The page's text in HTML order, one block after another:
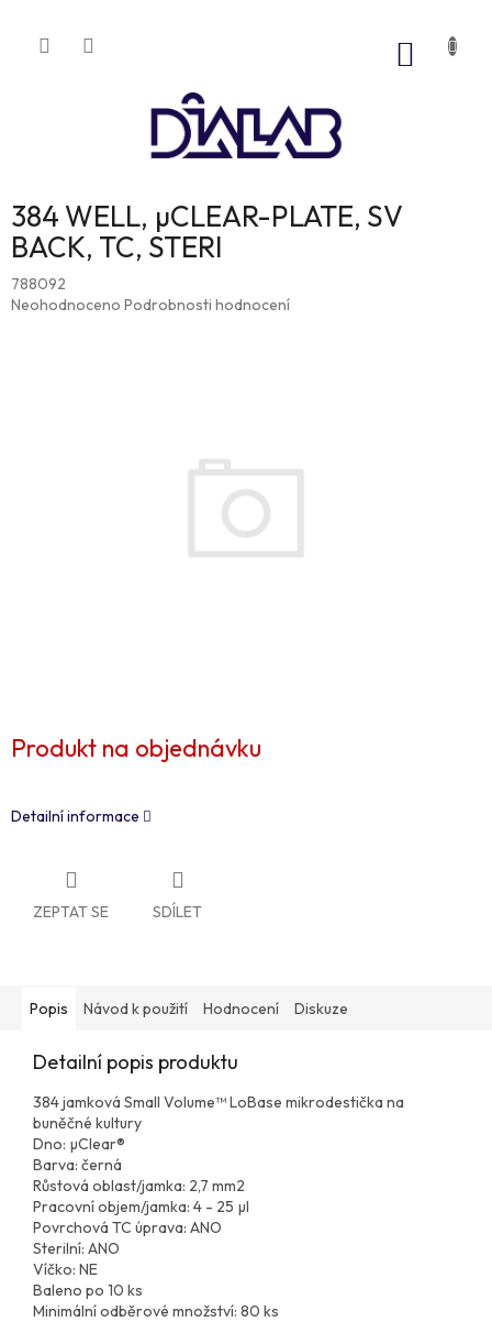
obsah
384 WELL, µCLEAR-PLATE, SV
BACK, TC, STERI
788092
Průměrné
Neohodnoceno Podrobnosti hodnocení
Produkt na objednávku
Detailní informace
ZEPTAT SE SDÍLET
Popis Návod k použití Hodnocení Diskuze
Detailní popis produktu
384 jamková Small Volume™ LoBase mikrodestička na
buněčné kultury
Dno: µClear®
Barva: černá
Růstová oblast/jamka: 2,7 mm2
Pracovní objem/jamka: 4 - 25 µl
Povrchová TC úprava: ANO
Sterilní: ANO
Víčko: NE
Baleno po 10 ks
Minimální odběrové množství: 80 ks